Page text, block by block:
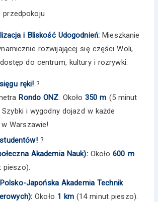
przedpokoju
i Bliskość Udogodnień: Mieszkanie
rozwijającej się części Woli,
do centrum, kultury i rozrywki:
ręki! ?
Rondo ONZ: Około350 m (5 minut
i wygodny dojazd w każde
Warszawie!
?
Akademia Nauk):Około600 m
Japońska Akademia Technik
Około 1 km (14 minut pieszo).